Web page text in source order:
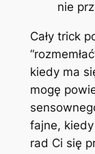
nie
Cały trick
kiedy ma
mogę
fajne,
rad Ci się